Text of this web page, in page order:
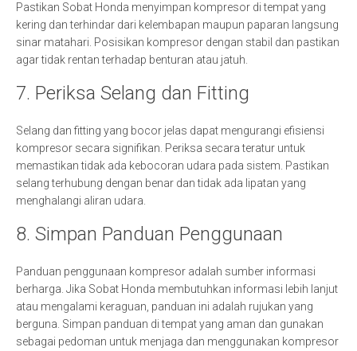
Pastikan Sobat Honda menyimpan kompresor di tempat yang
kering dan terhindar dari kelembapan maupun paparan langsung
sinar matahari. Posisikan kompresor dengan stabil dan pastikan
agar tidak rentan terhadap benturan atau jatuh.
7. Periksa Selang dan Fitting
Selang dan fitting yang bocor jelas dapat mengurangi efisiensi
kompresor secara signifikan. Periksa secara teratur untuk
memastikan tidak ada kebocoran udara pada sistem. Pastikan
selang terhubung dengan benar dan tidak ada lipatan yang
menghalangi aliran udara.
8. Simpan Panduan Penggunaan
Panduan penggunaan kompresor adalah sumber informasi
berharga. Jika Sobat Honda membutuhkan informasi lebih lanjut
atau mengalami keraguan, panduan ini adalah rujukan yang
berguna. Simpan panduan di tempat yang aman dan gunakan
sebagai pedoman untuk menjaga dan menggunakan kompresor